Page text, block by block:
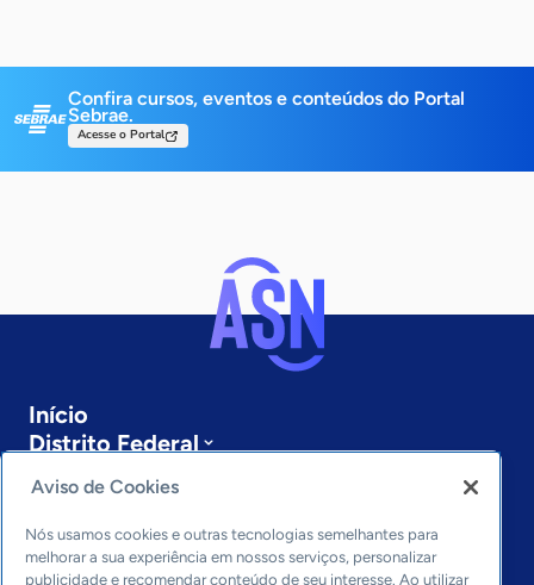
Confira cursos, eventos e conteúdos do Portal
Sebrae.
Acesse o Portal
Início
Distrito Federal
Sobre a ASN
Últimas notícias
Entre em contato
Editorias
Aviso de Cookies
Nós usamos cookies e outras tecnologias semelhantes para
melhorar a sua experiência em nossos serviços, personalizar
publicidade e recomendar conteúdo de seu interesse. Ao utilizar